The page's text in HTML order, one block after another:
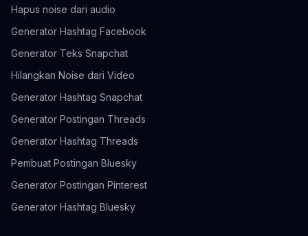
Hapus noise dari audio
Generator Hashtag Facebook
Generator Teks Snapchat
Hilangkan Noise dari Video
Generator Hashtag Snapchat
Generator Postingan Threads
Generator Hashtag Threads
Pembuat Postingan Bluesky
Generator Postingan Pinterest
Generator Hashtag Bluesky